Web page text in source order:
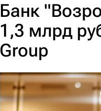
Банк
1,3 млрд
Group